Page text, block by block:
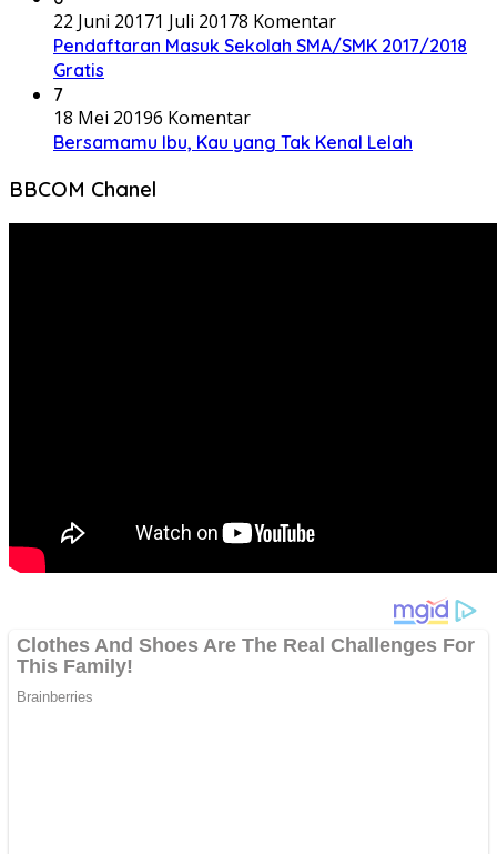
22 Juni 20171 Juli 20178 Komentar
Pendaftaran Masuk Sekolah SMA/SMK 2017/2018
Gratis
7
18 Mei 20196 Komentar
Bersamamu Ibu, Kau yang Tak Kenal Lelah
BBCOM Chanel